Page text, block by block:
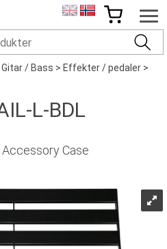
Gitar / Bass>Effekter / pedaler>
L-BDL
Case